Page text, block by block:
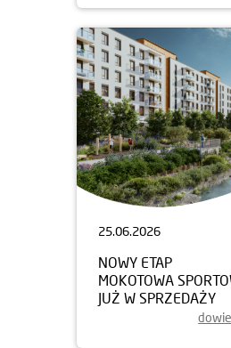
25.06.2026
NOWY ETAP
MOKOTOWA
JUŻ W SPRZEDAŻY